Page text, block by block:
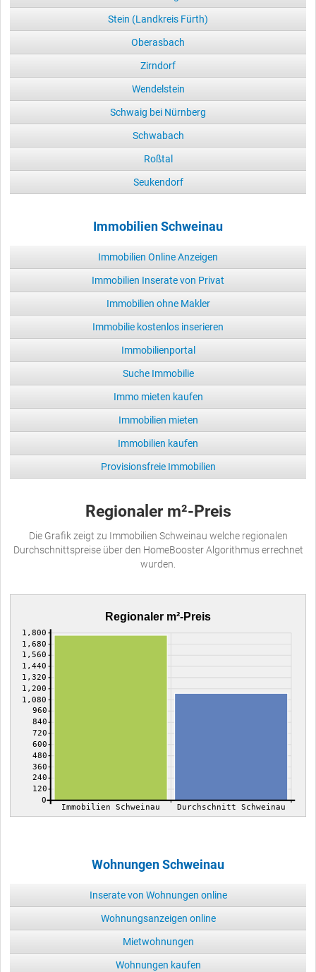
Stein (Landkreis Fürth)
Oberasbach
Zirndorf
Wendelstein
Schwaig bei Nürnberg
Schwabach
Roßtal
Seukendorf
Immobilien Schweinau
Immobilien Online Anzeigen
Immobilien Inserate von Privat
Immobilien ohne Makler
Immobilie kostenlos inserieren
Immobilienportal
Suche Immobilie
Immo mieten kaufen
Immobilien mieten
Immobilien kaufen
Provisionsfreie Immobilien
Regionaler m²-Preis
Die Grafik zeigt zu Immobilien Schweinau welche regionalen
Durchschnittspreise über den HomeBooster Algorithmus errechnet
wurden.
Regionaler m²-Preis
0
120
240
360
480
600
720
840
960
1,080
1,200
1,320
1,440
1,560
1,680
1,800
Immobilien Schweinau Durchschnitt Schweinau
Wohnungen Schweinau
Inserate von Wohnungen online
Wohnungsanzeigen online
Mietwohnungen
Wohnungen kaufen